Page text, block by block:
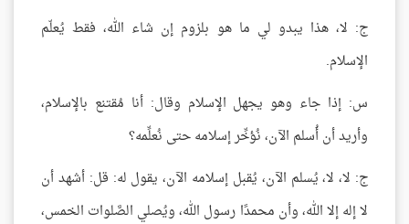
ج: لا، هذا يبدو لي ما هو بلزوم إن شاء الله، فقط يُعلّم
الإسلام.
س: إذا جاء وهو يجهل الإسلام وقال: أنا مُقتنع بالإسلام،
وأريد أن أُسلم الآن، نُؤخِّر إسلامه حتى نُعلِّمه؟
ج: لا، لا، يُسلم الآن، يُقبل إسلامه الآن، يقول له: قل: أشهد أن
لا إله إلا الله، وأن محمدًا رسول الله، ويُصلي الصَّلوات الخمس،